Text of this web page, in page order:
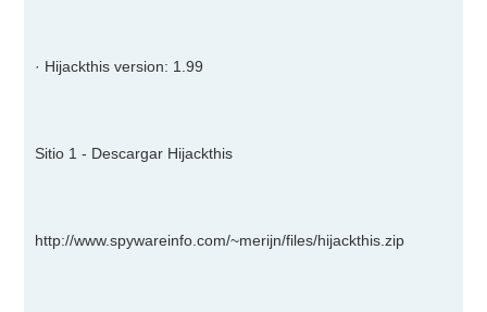
· Hijackthis version: 1.99
Sitio 1 - Descargar Hijackthis
http://www.spywareinfo.com/~merijn/files/hijackthis.zip